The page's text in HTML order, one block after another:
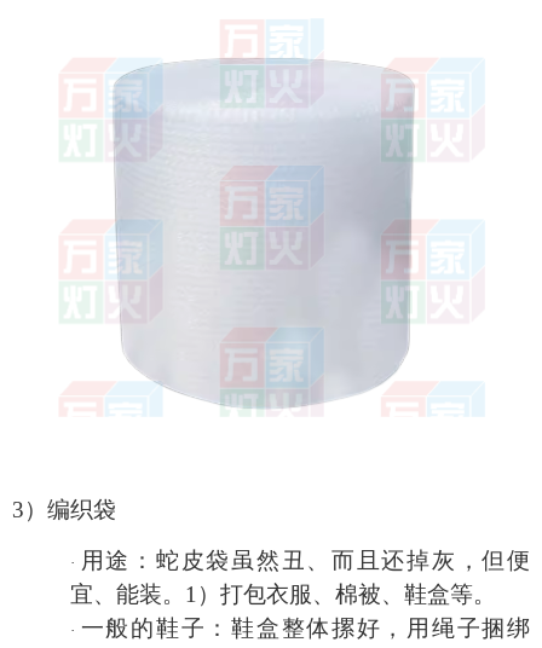
3）编织袋
· 用途：蛇皮袋虽然丑、而且还掉灰，但便
宜、能装。 1）打包衣服、棉被、鞋盒等。
· 一般的鞋子：鞋盒整体摞好，用绳子捆绑